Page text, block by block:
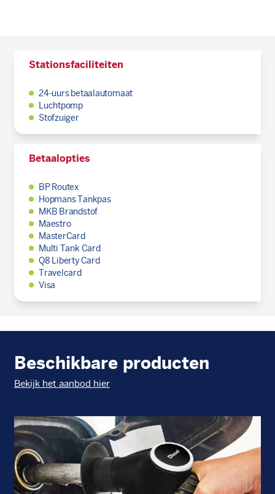
Stationsfaciliteiten
24-uurs betaalautomaat
Luchtpomp
Stofzuiger
Betaalopties
BP Routex
Hopmans Tankpas
MKB Brandstof
Maestro
MasterCard
Multi Tank Card
Q8 Liberty Card
Travelcard
Visa
Beschikbare producten
Bekijk het aanbod hier